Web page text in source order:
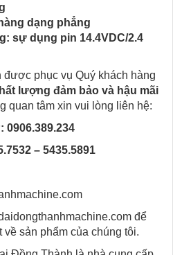
dạng phẳng
sự dụng pin 14.4VDC/2.4
được phục vụ Quý khách hàng
lượng đảm bảo và hậu mãi
quan tâm xin vui lòng liên hệ:
0906.389.234
– 5435.5891
để
về sản phẩm của chúng tôi.